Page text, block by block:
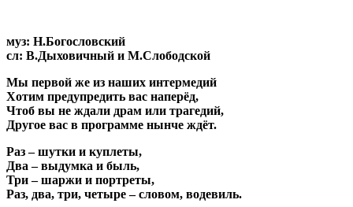
муз: Н.Богословский
сл: В.Дыховичный и М.Слободской
Мы первой же из наших интермедий
Хотим предупредить вас наперёд,
Чтоб вы не ждали драм или трагедий,
Другое вас в программе нынче ждёт.
Раз – шутки и куплеты,
Два – выдумка и быль,
Три – шаржи и портреты,
Раз, два, три, четыре – словом, водевиль.